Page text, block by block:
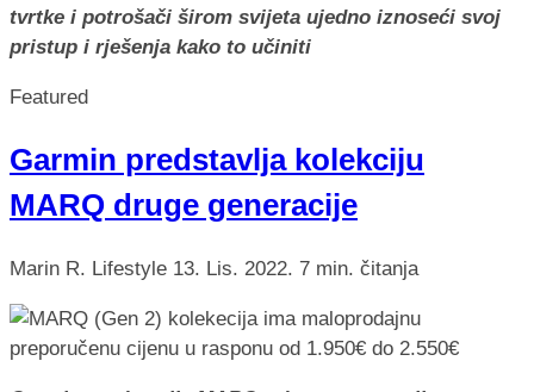
tvrtke i potrošači širom svijeta ujedno iznoseći svoj
pristup i rješenja kako to učiniti
Featured
Garmin predstavlja kolekciju
MARQ druge generacije
Marin R. Lifestyle 13. Lis. 2022. 7 min. čitanja